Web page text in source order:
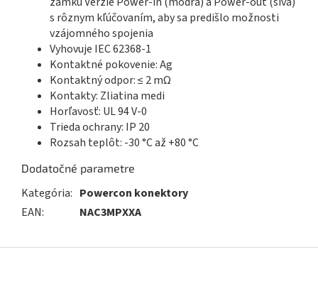
s rôznym kľúčovaním, aby sa predišlo možnosti
vzájomného spojenia
Vyhovuje IEC 62368-1
Kontaktné pokovenie: Ag
Kontaktný odpor: ≤ 2 mΩ
Kontakty: Zliatina medi
Horľavosť: UL 94 V-0
Trieda ochrany: IP 20
Rozsah teplôt: -30 °C až +80 °C
Dodatočné parametre
Kategória: Powercon konektory
EAN: NAC3MPXXA